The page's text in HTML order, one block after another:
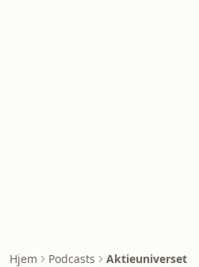
Hjem Podcasts Aktieuniverset